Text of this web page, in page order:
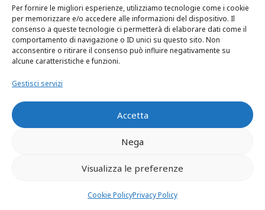
Per fornire le migliori esperienze, utilizziamo tecnologie come i cookie
per memorizzare e/o accedere alle informazioni del dispositivo. Il
consenso a queste tecnologie ci permetterà di elaborare dati come il
comportamento di navigazione o ID unici su questo sito. Non
acconsentire o ritirare il consenso può influire negativamente su
alcune caratteristiche e funzioni.
Gestisci servizi
Accetta
Nega
Visualizza le preferenze
Cookie PolicyPrivacy Policy
non potrebbe
attribuire efficacia
esecutiva a
provvedimenti
provvisori, e
negarne la